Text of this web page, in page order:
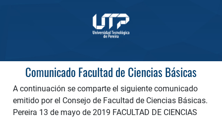
Comunicado Facultad de Ciencias Básicas
A continuación se comparte el siguiente comunicado
emitido por el Consejo de Facultad de Ciencias Básicas.
Pereira 13 de mayo de 2019 FACULTAD DE CIENCIAS